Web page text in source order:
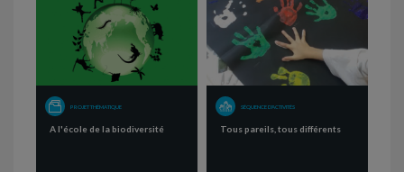
PROJET THÉMATIQUE
A l'école de la biodiversité
SÉQUENCE D'ACTIVITÉS
Tous pareils, tous différents